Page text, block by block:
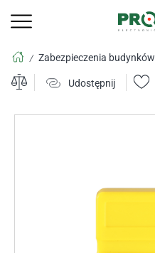
/ Zabezpieczenia budynków
Udostępnij